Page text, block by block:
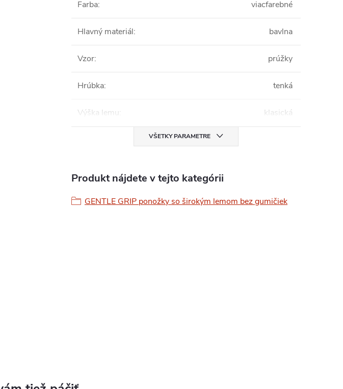
Farba: viacfarebné
Hlavný materiál: bavlna
Vzor: prúžky
Hrúbka: tenká
Výška lemu : klasická
VŠETKY PARAMETRE
Produkt nájdete v tejto kategórii
GENTLE GRIP ponožky so širokým lemom bez gumičiek